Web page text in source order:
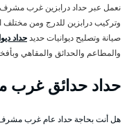
نعمل عبر حداد درابزين غرب مشرف
وتركيب درابزين للدرج ومن مختلف
صيانة وتصليح ديوانيات حديدحداد
والمطاعم والحدائق والمقاهي
حداد حدائق
هل أنت بحاجة حداد عام غرب